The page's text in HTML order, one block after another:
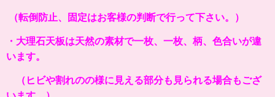
（転倒防止、固定はお客様の判断で行って下さい。）
・大理石天板は天然の素材で一枚、一枚、柄、色合いが違
います。
（ヒビや割れのの様に見える部分も見られる場合もござ